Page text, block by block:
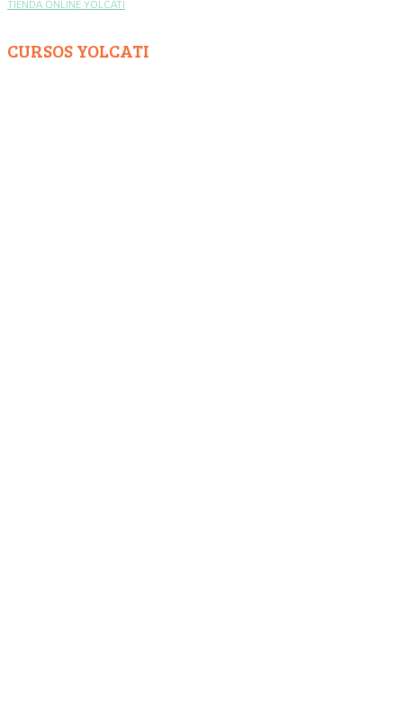
TIENDA ONLINE YOLCATI
CURSOS YOLCATI